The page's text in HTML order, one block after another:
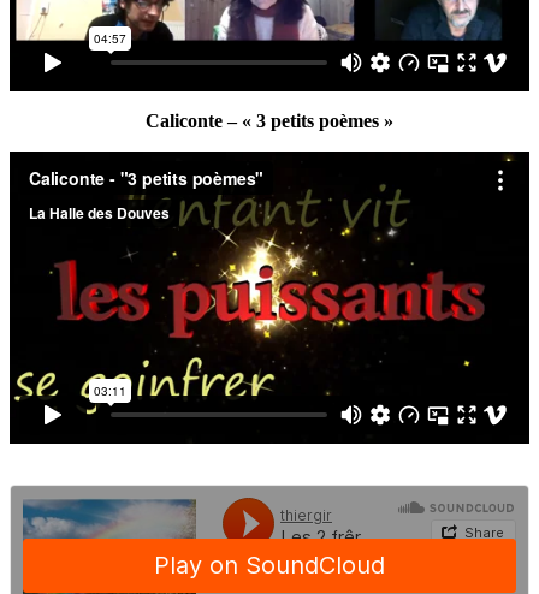
Caliconte – « 3 petits poèmes »